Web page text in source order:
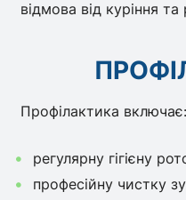
відмова від куріння та
Профілактика включає:
регулярну гігієну
професійну чистку